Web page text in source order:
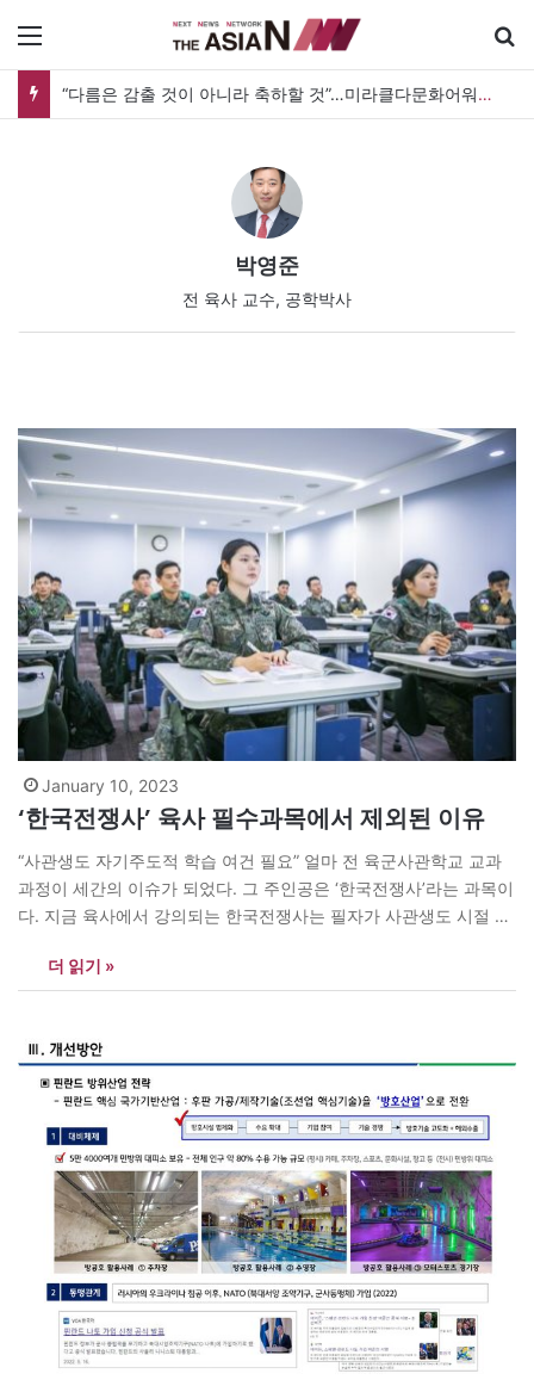
“다름은 감출 것이 아니라 축하할 것”…미라클다문화어워드가 그리는 ‘공존’의 미래
박영준
전 육사 교수, 공학박사
January 10, 2023
‘한국전쟁사’ 육사 필수과목에서 제외된 이유
“사관생도 자기주도적 학습 여건 필요” 얼마 전 육군사관학교 교과
과정이 세간의 이슈가 되었다. 그 주인공은 ‘한국전쟁사’라는 과목이
다. 지금 육사에서 강의되는 한국전쟁사는 필자가 사관생도 시절 배
듯하다. 육사를 대표하는 과목의 위상만큼이나 교수, 수업내용, 수업
매체, 강의환경 등이 단연 국내 최고수준이다. 육사에는 한국전쟁사
압도적인 경쟁력을 갖춘 과목들이 즐비하다. 아울러 이러한 과목들
은 해당 분야…
더 읽기 »